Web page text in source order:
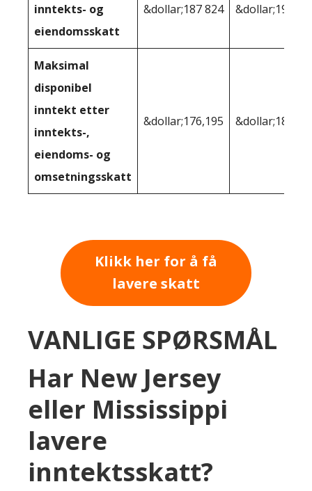
inntekts- og
eiendomsskatt
&dollar;187 824
Maksimal
disponibel
inntekt etter
inntekts-,
eiendoms- og
omsetningsskatt
&dollar;176,195
Klikk her for å få
lavere skatt
VANLIGE SPØRSMÅL
Har New Jersey
eller Mississippi
lavere
inntektsskatt?